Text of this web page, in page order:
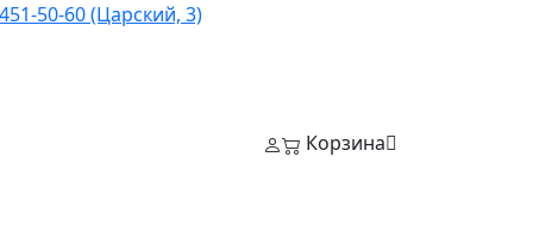
50-60 (Царский, 3)
Корзина